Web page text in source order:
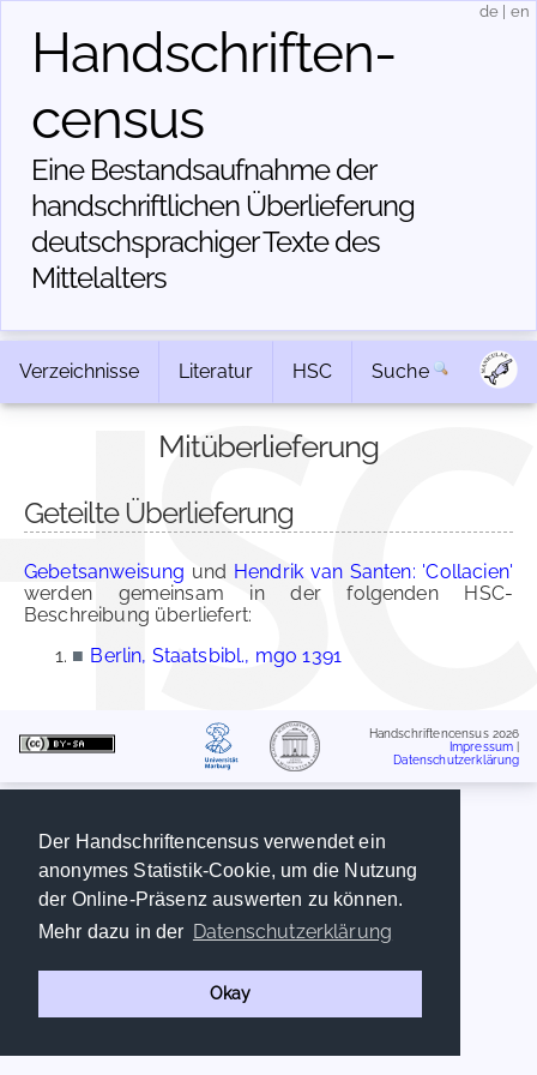
Der Handschriftencensus verwendet ein
anonymes Statistik-Cookie, um die Nutzung
der Online-Präsenz auswerten zu können.
Mehr dazu in der Datenschutzerklärung
Okay
Handschriften­
census
Eine Bestandsaufnahme der
handschriftlichen Über­lieferung
deutschsprachiger Texte des
Mittelalters
de en
Verzeichnisse Literatur HSC Suche
Mitüberlieferung
Geteilte Überlieferung
Gebetsanweisung und Hendrik van Santen: 'Collacien'
werden gemeinsam in der folgenden HSC-
Beschreibung überliefert:
■ Berlin, Staatsbibl., mgo 1391
Handschriftencensus 2026
Impressum
Datenschutzerklärung